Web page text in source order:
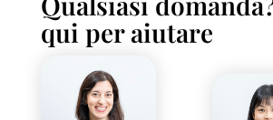
qui per aiutare